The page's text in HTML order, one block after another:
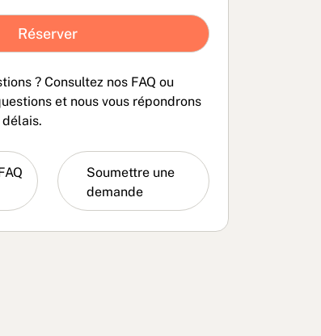
? Consultez nos FAQ ou
et nous vous répondrons
Soumettre une
demande